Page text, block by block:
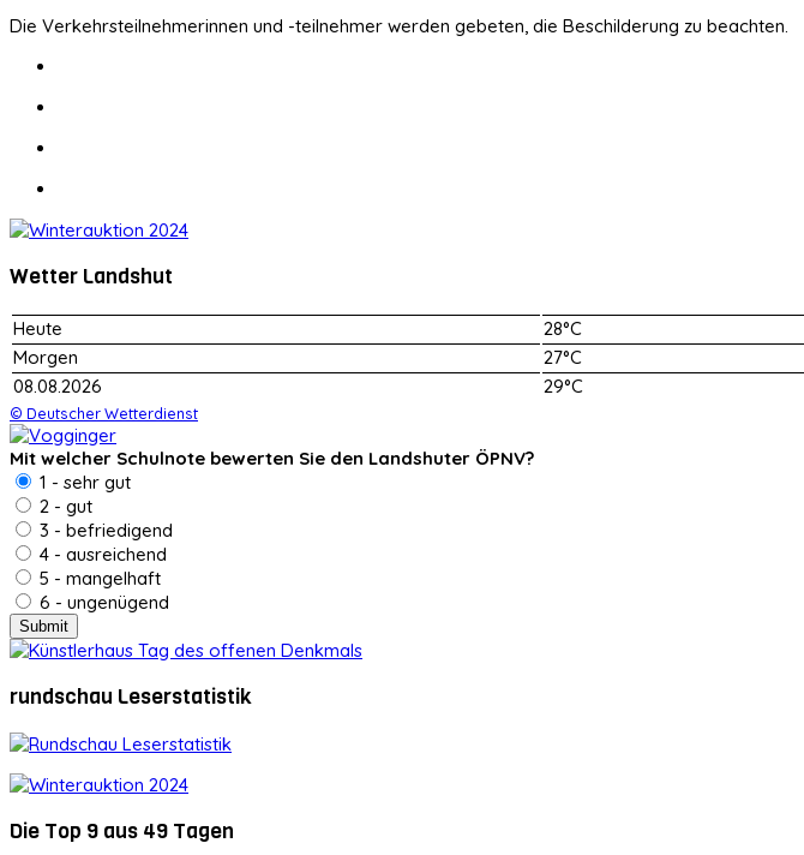
Die Verkehrsteilnehmerinnen und -teilnehmer werden gebeten, die Beschilderung zu beachten.
Wetter Landshut
Heute
28°C
Morgen
27°C
08.08.2026
29°C
© Deutscher Wetterdienst
Mit welcher Schulnote bewerten Sie den Landshuter ÖPNV?
1 - sehr gut
2 - gut
3 - befriedigend
4 - ausreichend
5 - mangelhaft
6 - ungenügend
rundschau Leserstatistik
Die Top 9 aus 49 Tagen